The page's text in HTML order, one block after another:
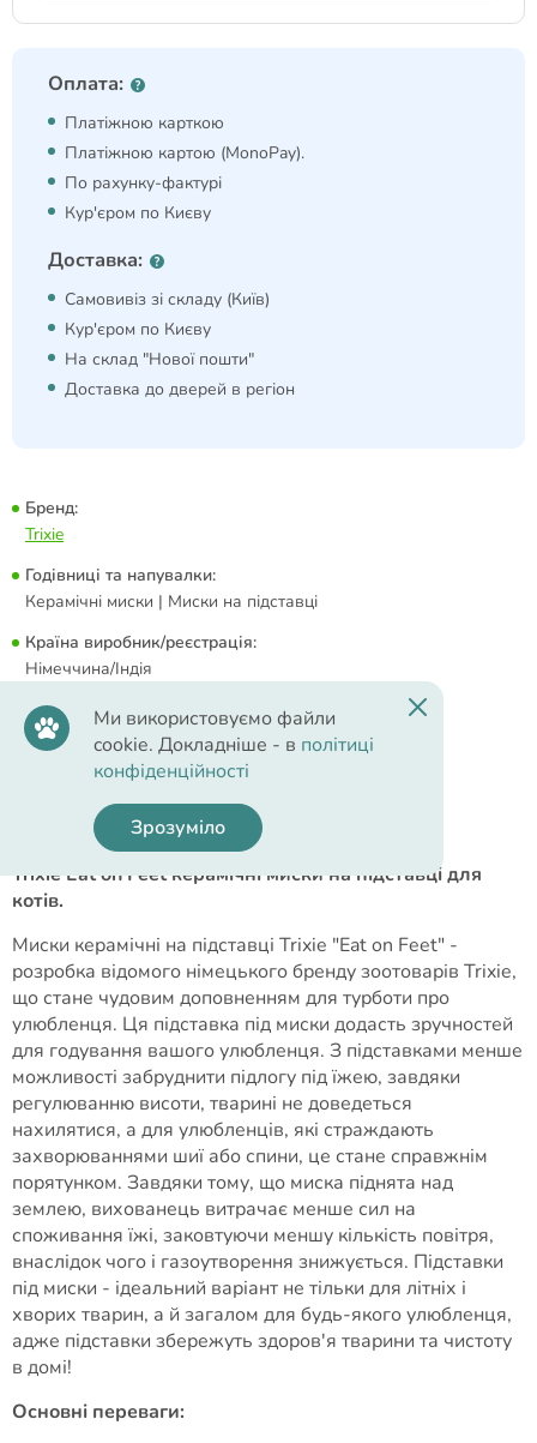
Оплата:
Платіжною карткою
Платіжною картою (MonoPay).
По рахунку-фактурі
Кур'єром по Києву
Доставка:
Самовивіз зі складу (Київ)
Кур'єром по Києву
На склад "Нової пошти"
Доставка до дверей в регіон
Бренд:
Trixie
Годівниці та напувалки:
Керамічні миски | Миски на підставці
Країна виробник/реєстрація:
Німеччина/Індія
Trixie Eat on Feet керамічні миски на підставці для
котів.
Миски керамічні на підставці Trixie "Eat on Feet" -
розробка відомого німецького бренду зоотоварів Trixie,
що стане чудовим доповненням для турботи про
улюбленця. Ця підставка під миски додасть зручностей
для годування вашого улюбленця. З підставками менше
можливості забруднити підлогу під їжею, завдяки
регулюванню висоти, тварині не доведеться
нахилятися, а для улюбленців, які страждають
захворюваннями шиї або спини, це стане справжнім
порятунком. Завдяки тому, що миска піднята над
землею, вихованець витрачає менше сил на
споживання їжі, заковтуючи меншу кількість повітря,
внаслідок чого і газоутворення знижується. Підставки
під миски - ідеальний варіант не тільки для літніх і
хворих тварин, а й загалом для будь-якого улюбленця,
адже підставки збережуть здоров'я тварини та чистоту
в домі!
Основні переваги:
Ми використовуємо файли
cookie. Докладніше - в політиці
конфіденційності
Зрозуміло